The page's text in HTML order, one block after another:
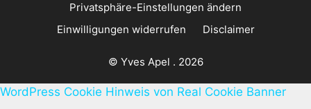
Privatsphäre-Einstellungen ändern
Einwilligungen widerrufen
Disclaimer
© Yves Apel . 2026
WordPress Cookie Hinweis von Real Cookie Banner